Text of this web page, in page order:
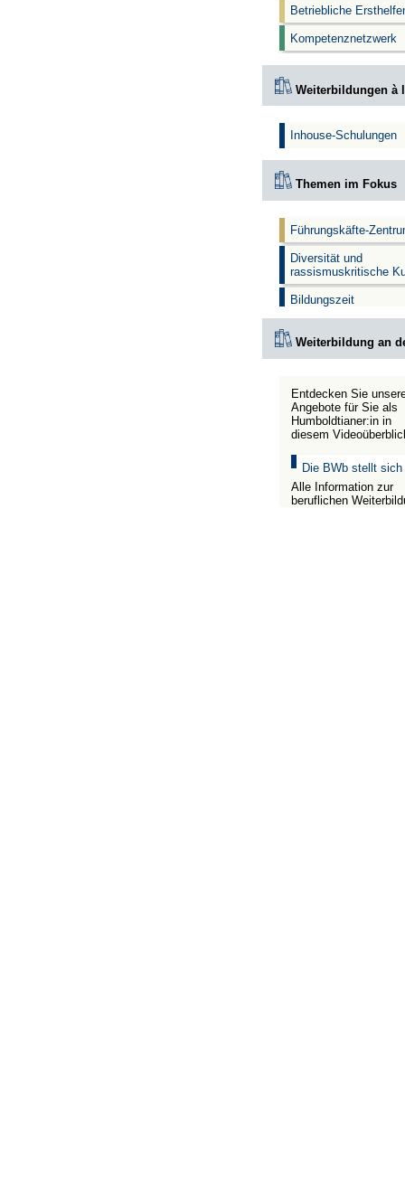
Betriebliche
Kompetenznetzwerk
Weiterbildungen à
Inhouse-Schulungen
Themen im Fokus
Führungskäfte-
Diversität und
rassismuskritische
Bildungszeit
Weiterbildung an
Entdecken Sie
Angebote für Sie als
Humboldtianer:in in
diesem
Die BWb stellt sich
Alle Information zur
beruflichen